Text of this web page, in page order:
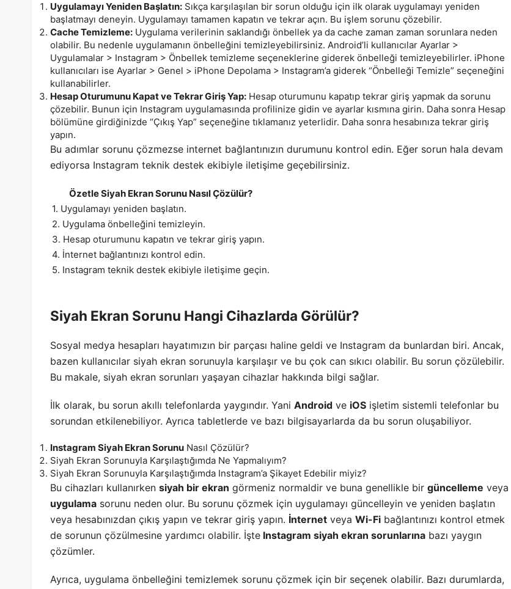
Uygulamayı Yeniden Başlatın: Sıkça karşılaşılan bir sorun olduğu için ilk olarak uygulamayı yeniden
başlatmayı deneyin. Uygulamayı tamamen kapatın ve tekrar açın. Bu işlem sorunu çözebilir.
Cache Temizleme: Uygulama verilerinin saklandığı önbellek ya da cache zaman zaman sorunlara neden
olabilir. Bu nedenle uygulamanın önbelleğini temizleyebilirsiniz. Android’li kullanıcılar Ayarlar >
Uygulamalar > Instagram > Önbellek temizleme seçeneklerine giderek önbelleği temizleyebilirler. iPhone
kullanıcıları ise Ayarlar > Genel > iPhone Depolama > Instagram’a giderek “Önbelleği Temizle” seçeneğini
kullanabilirler.
Hesap Oturumunu Kapat ve Tekrar Giriş Yap: Hesap oturumunu kapatıp tekrar giriş yapmak da sorunu
çözebilir. Bunun için Instagram uygulamasında profilinize gidin ve ayarlar kısmına girin. Daha sonra Hesap
bölümüne girdiğinizde “Çıkış Yap” seçeneğine tıklamanız yeterlidir. Daha sonra hesabınıza tekrar giriş
yapın.
Bu adımlar sorunu çözmezse internet bağlantınızın durumunu kontrol edin. Eğer sorun hala devam
ediyorsa Instagram teknik destek ekibiyle iletişime geçebilirsiniz.
Özetle Siyah Ekran Sorunu Nasıl Çözülür?
1. Uygulamayı yeniden başlatın.
2. Uygulama önbelleğini temizleyin.
3. Hesap oturumunu kapatın ve tekrar giriş yapın.
4. İnternet bağlantınızı kontrol edin.
5. Instagram teknik destek ekibiyle iletişime geçin.
Siyah Ekran Sorunu Hangi Cihazlarda Görülür?
Sosyal medya hesapları hayatımızın bir parçası haline geldi ve Instagram da bunlardan biri. Ancak,
bazen kullanıcılar siyah ekran sorunuyla karşılaşır ve bu çok can sıkıcı olabilir. Bu sorun çözülebilir.
Bu makale, siyah ekran sorunları yaşayan cihazlar hakkında bilgi sağlar.
İlk olarak, bu sorun akıllı telefonlarda yaygındır. Yani Android ve iOS işletim sistemli telefonlar bu
sorundan etkilenebiliyor. Ayrıca tabletlerde ve bazı bilgisayarlarda da bu sorun oluşabiliyor.
Instagram Siyah Ekran Sorunu Nasıl Çözülür?
Siyah Ekran Sorunuyla Karşılaştığımda Ne Yapmalıyım?
Siyah Ekran Sorunuyla Karşılaştığımda Instagram’a Şikayet Edebilir miyiz?
Bu cihazları kullanırken siyah bir ekran görmeniz normaldir ve buna genellikle bir güncelleme veya
uygulama sorunu neden olur. Bu sorunu çözmek için uygulamayı güncelleyin ve yeniden başlatın
veya hesabınızdan çıkış yapın ve tekrar giriş yapın. İnternet veya Wi-Fi bağlantınızı kontrol etmek
de sorunun çözülmesine yardımcı olabilir. İşte Instagram siyah ekran sorunlarına bazı yaygın
çözümler.
Ayrıca, uygulama önbelleğini temizlemek sorunu çözmek için bir seçenek olabilir. Bazı durumlarda,